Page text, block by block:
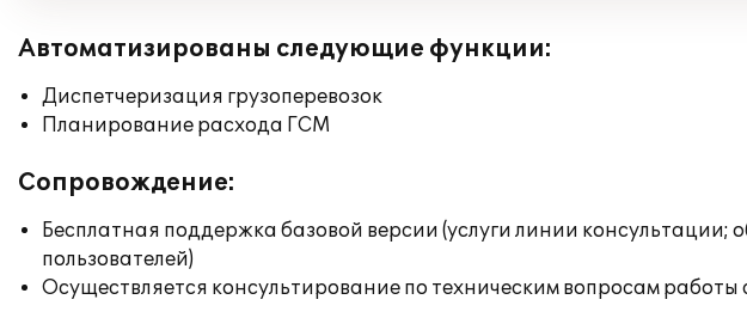
Автоматизированы следующие функции:
Диспетчеризация грузоперевозок
Планирование расхода ГСМ
Сопровождение:
Бесплатная поддержка базовой версии (услуги линии
пользователей)
Осуществляется консультирование по техническим вопросам